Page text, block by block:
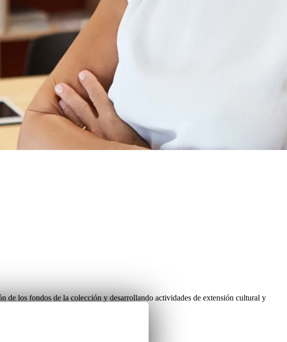
de los fondos de la colección y desarrollando actividades de extensión cultural y